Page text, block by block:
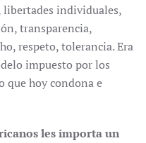
libertades individuales,
transparencia,
respeto, tolerancia. Era
impuesto por los
que hoy condona e
les importa un